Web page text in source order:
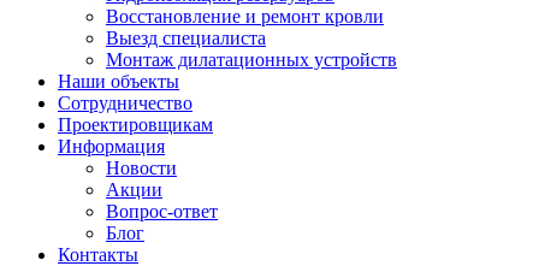
Восстановление и ремонт кровли
Выезд специалиста
Монтаж дилатационных устройств
Наши объекты
Сотрудничество
Проектировщикам
Информация
Новости
Акции
Вопрос-ответ
Блог
Контакты